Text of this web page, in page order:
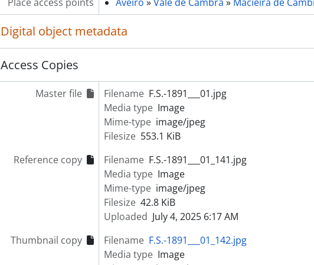
Digital object metadata
Access Copies
Master file Filename F.S.-1891___01.jpg
Media type Image
Mime-type image/jpeg
Filesize 553.1 KiB
Reference copy
Filename F.S.-1891___01_141.jpg
Media type Image
Mime-type image/jpeg
Filesize 42.8 KiB
Uploaded July 4, 2025 6:17 AM
Thumbnail copy
Filename F.S.-1891___01_142.jpg
Media type Image